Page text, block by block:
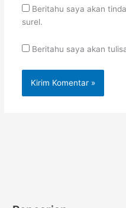
Beritahu saya akan
surel.
Beritahu saya akan